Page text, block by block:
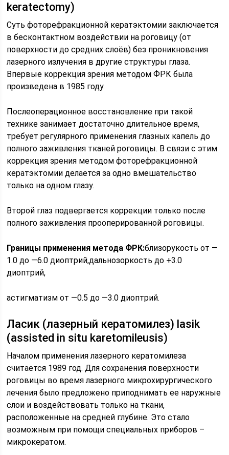
keratectomy)
Суть фоторефракционной кератэктомии заключается
в бесконтактном воздействии на роговицу (от
поверхности до средних слоёв) без проникновения
лазерного излучения в другие структуры глаза.
Впервые коррекция зрения методом ФРК была
произведена в 1985 году.
Послеоперационное восстановление при такой
технике занимает достаточно длительное время,
требует регулярного применения глазных капель до
полного заживления тканей роговицы. В связи с этим
коррекция зрения методом фоторефракционной
кератэктомии делается за одно вмешательство
только на одном глазу.
Второй глаз подвергается коррекции только после
полного заживления прооперированной роговицы.
Границы применения метода ФРК:близорукость от —
1.0 до —6.0 диоптрий,дальнозоркость до +3.0
диоптрий,
астигматизм от —0.5 до —3.0 диоптрий.
Ласик (лазерный кератомилез) lasik
(assisted in situ karetomileusis)
Началом применения лазерного кератомилеза
считается 1989 год. Для сохранения поверхности
роговицы во время лазерного микрохирургического
лечения было предложено приподнимать ее наружные
слои и воздействовать только на ткани,
расположенные на средней глубине. Это стало
возможным при помощи специальных приборов –
микрокератом.